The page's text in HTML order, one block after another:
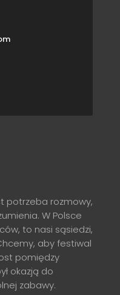
potrzeba rozmowy,
W Polsce
to nasi sąsiedzi,
aby festiwal
pomiędzy
okazją do
zabawy.